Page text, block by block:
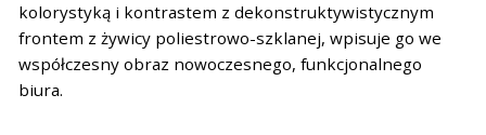
kolorystyką i kontrastem z dekonstruktywistycznym
frontem z żywicy poliestrowo-szklanej, wpisuje go we
współczesny obraz nowoczesnego, funkcjonalnego
biura.